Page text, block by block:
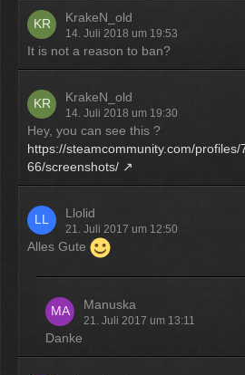
wird
Ja das ist echt wild.
wenn man innerhalb
Forum Update kauft
die hälfte .
KrakeN_old
14. Juli 2018 um 19:53
It is not a reason to ban?
KrakeN_old
14. Juli 2018 um 19:30
Hey, you can see this ?
https://steamcommunity.com/profiles/
66/screenshots/
Llolid
21. Juli 2017 um 12:50
Alles Gute
Manuska
21. Juli 2017 um 13:11
Danke